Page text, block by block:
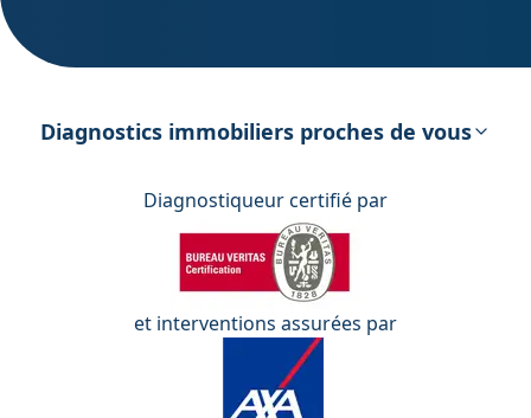
énergétique
Diagnostics immobiliers proches de vous
Diagnostiqueur certifié par
et interventions assurées par